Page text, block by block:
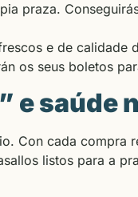
praza.
e de calidade
os seus boletos
e saúde
Con cada compra
listos para a